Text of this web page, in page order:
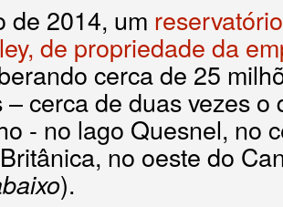
de 2014, um
de propriedade da
cerca de 25
cerca de duas vezes
- no lago Quesnel, no
no oeste do
).